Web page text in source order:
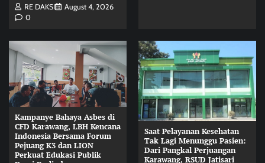
RE DAKSI
August 4, 2026
0
Kampanye Bahaya Asbes di
CFD Karawang, LBH Kencana
Indonesia Bersama Forum
Pejuang K3 dan LION
Perkuat Edukasi Publik
Saat Pelayanan Kesehatan
Tak Lagi Menunggu Pasien:
Dari Pangkal Perjuangan
Karawang, RSUD Jatisari